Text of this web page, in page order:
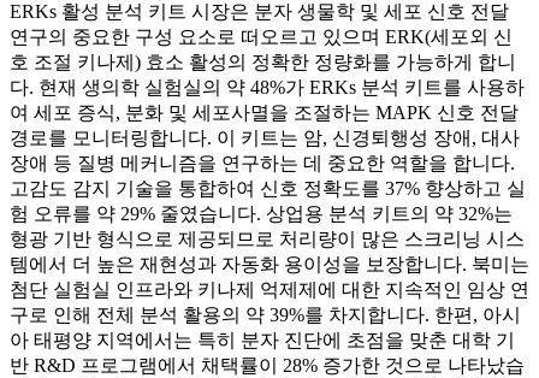
ERKs 활성 분석 키트 시장은 분자 생물학 및 세포 신호 전달
연구의 중요한 구성 요소로 떠오르고 있으며 ERK(세포외 신
호 조절 키나제) 효소 활성의 정확한 정량화를 가능하게 합니
다. 현재 생의학 실험실의 약 48%가 ERKs 분석 키트를 사용하
여 세포 증식, 분화 및 세포사멸을 조절하는 MAPK 신호 전달
경로를 모니터링합니다. 이 키트는 암, 신경퇴행성 장애, 대사
장애 등 질병 메커니즘을 연구하는 데 중요한 역할을 합니다.
고감도 감지 기술을 통합하여 신호 정확도를 37% 향상하고 실
험 오류를 약 29% 줄였습니다. 상업용 분석 키트의 약 32%는
형광 기반 형식으로 제공되므로 처리량이 많은 스크리닝 시스
템에서 더 높은 재현성과 자동화 용이성을 보장합니다. 북미는
첨단 실험실 인프라와 키나제 억제제에 대한 지속적인 임상 연
구로 인해 전체 분석 활용의 약 39%를 차지합니다. 한편, 아시
아 태평양 지역에서는 특히 분자 진단에 초점을 맞춘 대학 기
반 R&D 프로그램에서 채택률이 28% 증가한 것으로 나타났습